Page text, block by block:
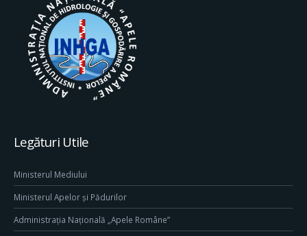
Legături Utile
Ministerul Mediului
Ministerul Apelor și Pădurilor
Administrația Națională „Apele Române”